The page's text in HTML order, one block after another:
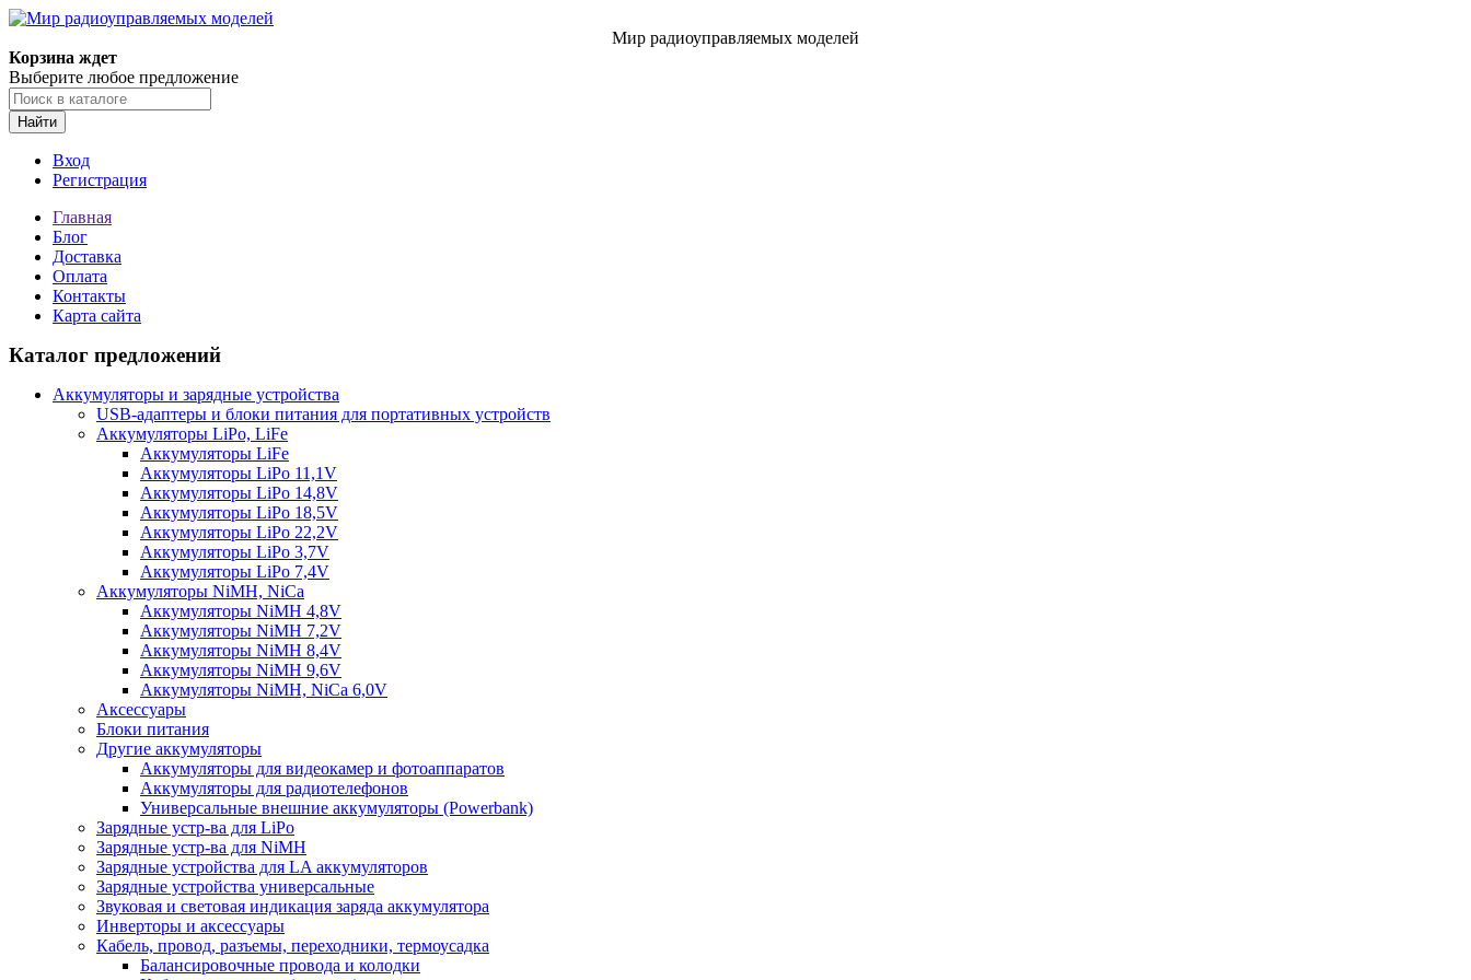
Мир радиоуправляемых моделей
Корзина ждет
Выберите любое предложение
Найти
Вход
Регистрация
Главная
Блог
Доставка
Оплата
Контакты
Карта сайта
Каталог предложений
Аккумуляторы и зарядные устройства
USB-адаптеры и блоки питания для портативных устройств
Аккумуляторы LiPo, LiFe
Аккумуляторы LiFe
Аккумуляторы LiPo 11,1V
Аккумуляторы LiPo 14,8V
Аккумуляторы LiPo 18,5V
Аккумуляторы LiPo 22,2V
Аккумуляторы LiPo 3,7V
Аккумуляторы LiPo 7,4V
Аккумуляторы NiMH, NiCa
Аккумуляторы NiMH 4,8V
Аккумуляторы NiMH 7,2V
Аккумуляторы NiMH 8,4V
Аккумуляторы NiMH 9,6V
Аккумуляторы NiMH, NiCa 6,0V
Аксессуары
Блоки питания
Другие аккумуляторы
Аккумуляторы для видеокамер и фотоаппаратов
Аккумуляторы для радиотелефонов
Универсальные внешние аккумуляторы (Powerbank)
Зарядные устр-ва для LiPo
Зарядные устр-ва для NiMH
Зарядные устройства для LA аккумуляторов
Зарядные устройства универсальные
Звуковая и световая индикация заряда аккумулятора
Инверторы и аксессуары
Кабель, провод, разъемы, переходники, термоусадка
Балансировочные провода и колодки